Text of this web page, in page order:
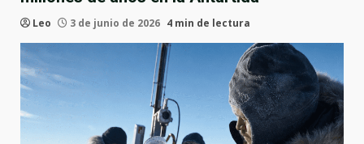
Leo 3 de junio de 2026 4 min de lectura